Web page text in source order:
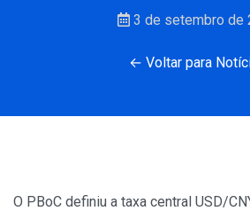
3 de setembro de
← Voltar para
O PBoC definiu a taxa central USD/